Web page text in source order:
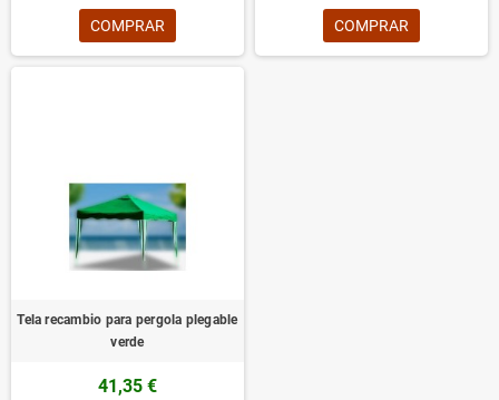
COMPRAR COMPRAR
Tela recambio para pergola plegable
verde
41,35 €